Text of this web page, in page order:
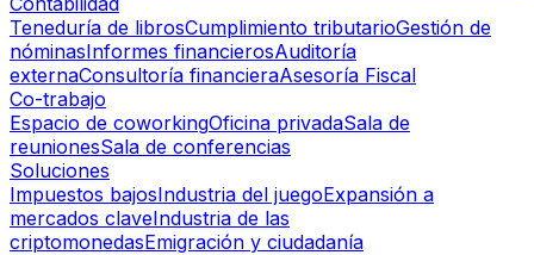
Teneduría de librosCumplimiento tributarioGestión de
nóminasInformes financierosAuditoría
externaConsultoría financieraAsesoría Fiscal
Co-trabajo
Espacio de coworkingOficina privadaSala de
reunionesSala de conferencias
Soluciones
Impuestos bajosIndustria del juegoExpansión a
mercados claveIndustria de las
criptomonedasEmigración y ciudadanía